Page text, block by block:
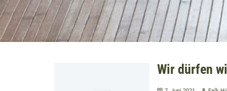
Wir dürfen